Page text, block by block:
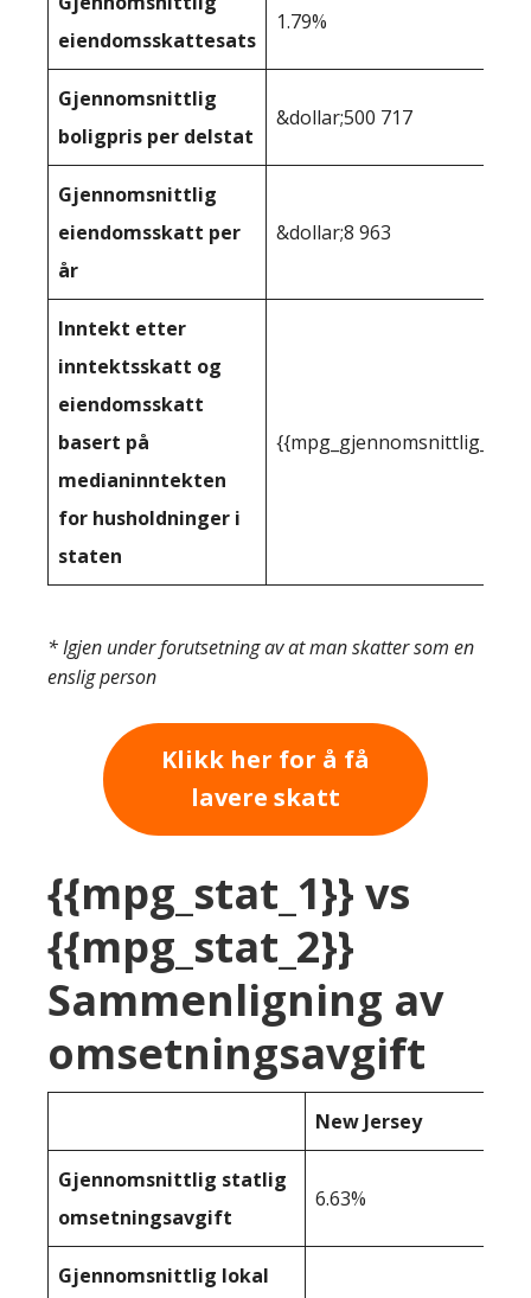
eiendomsskattesats
1.79%
Gjennomsnittlig
boligpris per delstat
&dollar;500 717
Gjennomsnittlig
eiendomsskatt per
år
&dollar;8 963
Inntekt etter
inntektsskatt og
eiendomsskatt
basert på
medianinntekten
for husholdninger i
staten
* Igjen under forutsetning av at man skatter som en
enslig person
Klikk her for å få
lavere skatt
{{mpg_stat_1}} vs
{{mpg_stat_2}}
Sammenligning av
omsetningsavgift
New Jersey
Gjennomsnittlig statlig
omsetningsavgift
6.63%
Gjennomsnittlig lokal